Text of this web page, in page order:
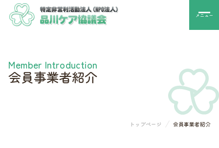
メニュー
Member Introduction
会員事業者紹介
トップページ 会員事業者紹介